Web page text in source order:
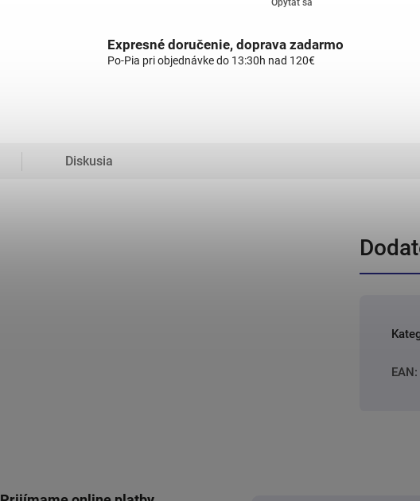
Opýtať sa
Expresné doručenie, doprava zadarmo
Po-Pia pri objednávke do 13:30h nad 120€
Diskusia
EAN: